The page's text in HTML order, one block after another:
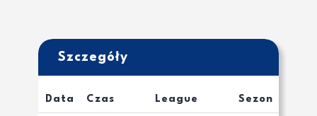
Szczegóły
Data Czas League Sezon